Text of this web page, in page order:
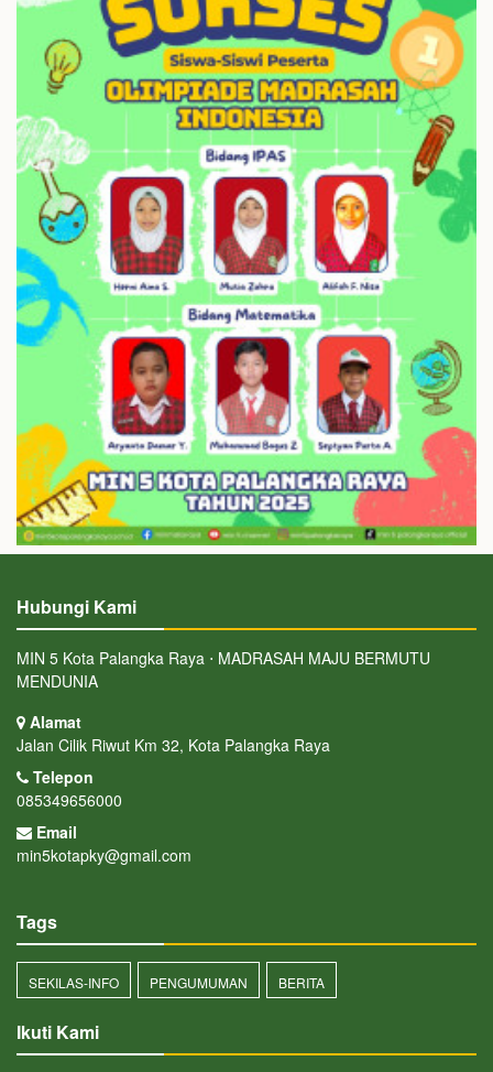
Hubungi Kami
MIN 5 Kota Palangka Raya ⋅ MADRASAH MAJU BERMUTU
MENDUNIA
Alamat
Jalan Cilik Riwut Km 32, Kota Palangka Raya
Telepon
085349656000
Email
min5kotapky@gmail.com
Tags
SEKILAS-INFO PENGUMUMAN BERITA
Ikuti Kami